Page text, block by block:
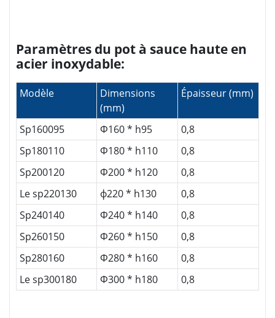
Paramètres du pot à sauce haute en
acier inoxydable:
Modèle
Dimensions
(mm)
Épaisseur (mm)
Sp160095 Ф160 * h95
0,8
Sp180110
Ф180 * h110
0,8
Sp200120
Ф200 * h120
0,8
Le sp220130
ф220 * h130
0,8
Sp240140
Ф240 * h140
0,8
Sp260150
Ф260 * h150
0,8
Sp280160
Ф280 * h160
0,8
Le sp300180
Ф300 * h180 0,8